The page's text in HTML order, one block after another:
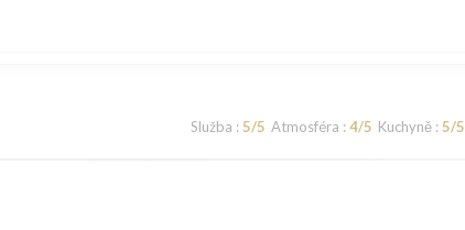
Služba : 5/5 Atmosféra : 4/5 Kuchyně : 5/5